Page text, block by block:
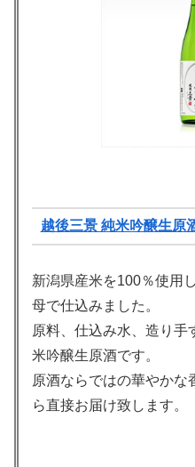
越後三景 純米吟醸生原
新潟県産米を100％使用
母で仕込みました。
原料、仕込み水、造り手
米吟醸生原酒です。
原酒ならではの華やかな
ら直接お届け致します。